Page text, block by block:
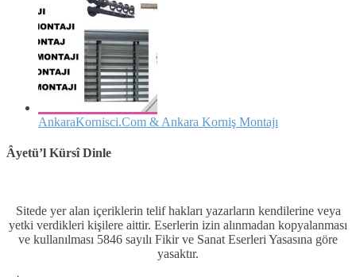
AnkaraKornisci.Com & Ankara Korniş Montajı
Âyetü’l Kürsî Dinle
Sitede yer alan içeriklerin telif hakları yazarların kendilerine veya
yetki verdikleri kişilere aittir. Eserlerin izin alınmadan kopyalanması
ve kullanılması 5846 sayılı Fikir ve Sanat Eserleri Yasasına göre
yasaktır.